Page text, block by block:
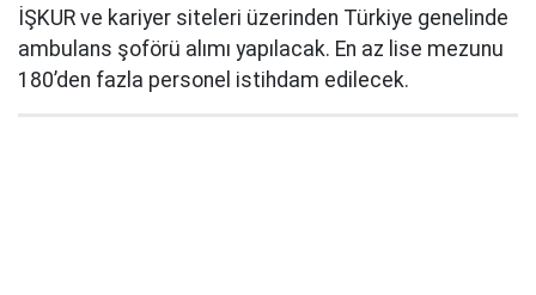
İŞKUR ve kariyer siteleri üzerinden Türkiye genelinde
ambulans şoförü alımı yapılacak. En az lise mezunu
180’den fazla personel istihdam edilecek.